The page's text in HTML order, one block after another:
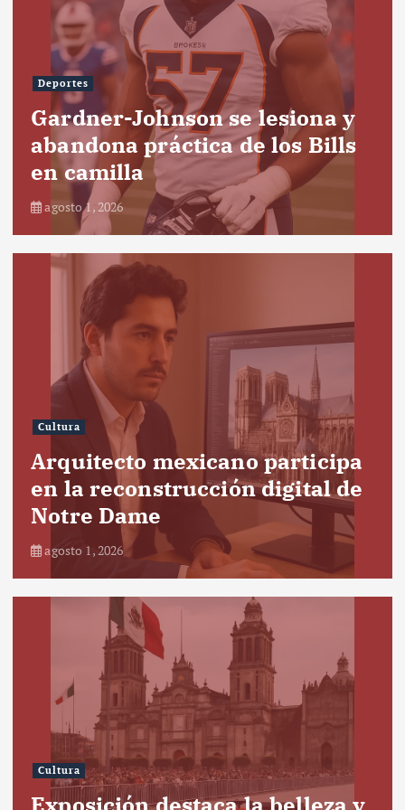
Deportes
Gardner-Johnson se lesiona y
abandona práctica de los Bills
en camilla
agosto 1, 2026
Cultura
Arquitecto mexicano participa
en la reconstrucción digital de
Notre Dame
agosto 1, 2026
Cultura